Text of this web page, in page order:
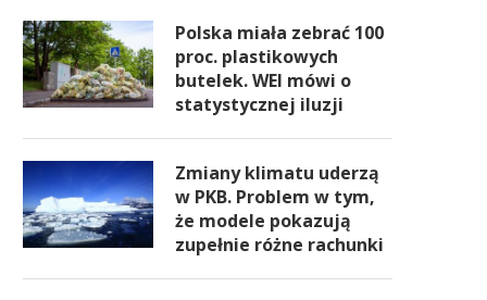
Polska miała zebrać 100
proc. plastikowych
butelek. WEI mówi o
statystycznej iluzji
Zmiany klimatu uderzą
w PKB. Problem w tym,
że modele pokazują
zupełnie różne rachunki